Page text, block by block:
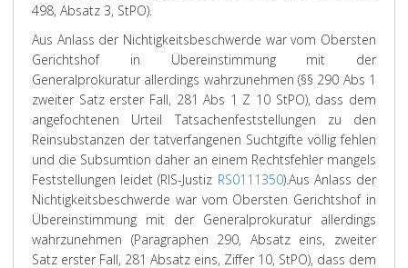
498, Absatz 3, StPO).
Aus Anlass der Nichtigkeitsbeschwerde war vom Obersten
Gerichtshof in Übereinstimmung mit der
Generalprokuratur allerdings wahrzunehmen (§§ 290 Abs 1
zweiter Satz erster Fall, 281 Abs 1 Z 10 StPO), dass dem
angefochtenen Urteil Tatsachenfeststellungen zu den
Reinsubstanzen der tatverfangenen Suchtgifte völlig fehlen
und die Subsumtion daher an einem Rechtsfehler mangels
Feststellungen leidet (RIS-Justiz RS0111350).Aus Anlass der
Nichtigkeitsbeschwerde war vom Obersten Gerichtshof in
Übereinstimmung mit der Generalprokuratur allerdings
wahrzunehmen (Paragraphen 290, Absatz eins, zweiter
Satz erster Fall, 281 Absatz eins, Ziffer 10, StPO), dass dem